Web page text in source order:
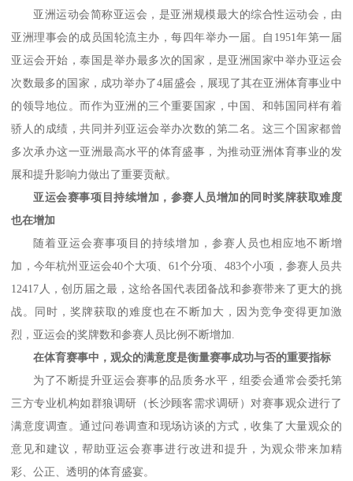
亚洲运动会简称亚运会，是亚洲规模最大的综合性运动会，由
亚洲理事会的成员国轮流主办，每四年举办一届。自 1951年第一届
亚运会开始，泰国是举办最多次的国家，是亚洲国家中举办亚运会
次数最多的国家，成功举办了4届盛会，展现了其在亚洲体育事业中
的领导地位。而作为亚洲的三个重要国家，中国、和韩国同样有着
骄人的成绩，共同并列亚运会举办次数的第二名。这三个国家都曾
多次承办这一亚洲最高水平的体育盛事，为推动亚洲体育事业的发
展和提升影响力做出了重要贡献。
亚运会赛事项目持续增加，参赛人员增加的同时奖牌获取难度
也在增加
随着亚运会赛事项目的持续增加，参赛人员也相应地不断增
加，今年杭州亚运会40个大项、61个分项、483个小项 ，参赛人员共
12417 人，创历届之最，这给各国代表团备战和参赛带来了更大的挑
战。同时，奖牌获取的难度也在不断加大，因为竞争变得更加激
烈，亚运会的奖牌数和参赛人员比例不断增加.
在体育赛事中，观众的满意度是衡量赛事成功与否的重要指标
为了不断提升亚运会赛事的品质务水平，组委会通常会委托第
三方专业机构如群狼调研（长沙顾客需求调研）对赛事观众进行了
满意度调查。通过问卷调查和现场访谈的方式，收集了大量观众的
意见和建议，帮助亚运会赛事进行改进和提升，为观众带来加精
彩、公正、透明的体育盛宴。